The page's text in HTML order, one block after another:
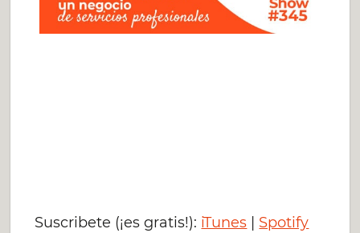
Suscribete (¡es gratis!): iTunes Spotify